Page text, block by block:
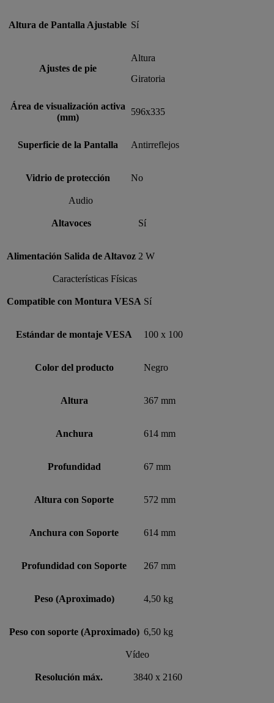
Altura de Pantalla Ajustable Sí
Ajustes de pie
Altura
Giratoria
Área de visualización activa
(mm)
596x335
Superficie de la Pantalla Antirreflejos
Vidrio de protección No
Audio
Altavoces Sí
Alimentación Salida de Altavoz 2 W
Características Físicas
Compatible con Montura VESA Sí
Estándar de montaje VESA 100 x 100
Color del producto Negro
Altura 367 mm
Anchura 614 mm
Profundidad 67 mm
Altura con Soporte 572 mm
Anchura con Soporte 614 mm
Profundidad con Soporte 267 mm
Peso (Aproximado) 4,50 kg
Peso con soporte (Aproximado) 6,50 kg
Vídeo
Resolución máx. 3840 x 2160